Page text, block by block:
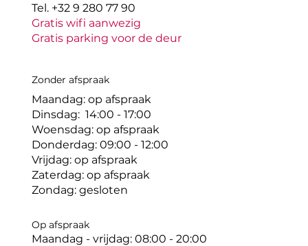
Tel. +32 9 280 77 90
Gratis wifi aanwezig
Gratis parking voor de deur
Zonder afspraak
Maandag: op afspraak
Dinsdag: 14:00 - 17:00
Woensdag: op afspraak
Donderdag: 09:00 - 12:00
Vrijdag: op afspraak
Zaterdag: op afspraak
Zondag: gesloten
Op afspraak
Maandag - vrijdag: 08:00 - 20:00